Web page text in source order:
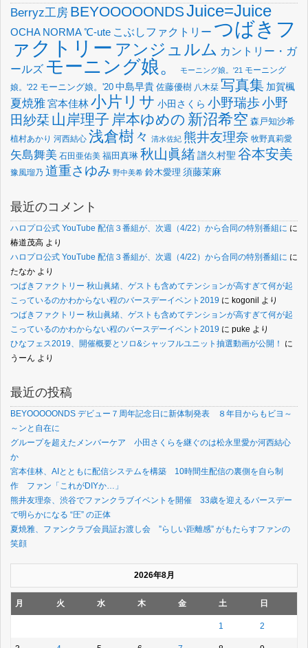
Berryz工房 BEYOOOOONDSJuice=Juice
OCHA NORMA℃-ute こぶしファクトリー つばきフ
ァクトリー アンジュルム カントリー・ガ
ールズ モーニング娘。 モーニング娘。'21 モーニング
娘。'22 モーニング娘。'20 中島早貴 佐藤優樹 八木栞 写真集 加賀楓
夏焼雅宮本佳林小片リサ 小田さくら 小野瑞歩小野
田紗栞 山岸理子 岸本ゆめの 新沼希空 森戸知沙希
植村あかり 河西結心 浅倉樹々 清水佐紀 熊井友理奈 牧野真莉愛
矢島舞美 石田亜佑美 福田真琳 秋山眞緒譜久村聖 谷本安美
豫風瑠乃 道重さゆみ 野中美希 鈴木愛理 須藤茉麻
最近のコメント
ハロプロ公式 YouTube 配信３番組が、次週（4/22）から合同の特別番組に に
椿道茂高 より
ハロプロ公式 YouTube 配信３番組が、次週（4/22）から合同の特別番組に に
たなか より
つばきファクトリー 秋山眞緒、ゲストも含めてテンションが高すぎて何が起
こっているのかわからない程のバースデーイベント2019 に kogonil より
つばきファクトリー 秋山眞緒、ゲストも含めてテンションが高すぎて何が起
こっているのかわからない程のバースデーイベント2019 に puke より
ひなフェス2019、開催概要とソロ&シャッフルユニット抽選動画が公開！
に
うーん より
最近の投稿
BEYOOOOONDS デビュー７周年記念日に新体制発表 ８年目からもビヨ～
～ンと自在に
グループを超えたメンバーケア 小田さくらを継ぐのは松永里愛か河西結心
か
宮本佳林、AIとともに配信システムを構築 10時間生配信の裏側を自ら制
作 ファン「これがDIYか…」
熊井友理奈、渋谷でファンクラブイベントを開催 33歳を迎えるバースデー
で明らかになる “圧” の正体
夏焼雅、ファンクラブ会員証お渡し会 ”らしい距離感” がもたらすファンの
笑顔
2026年8月
月 火 水 木 金 土 日
1 2